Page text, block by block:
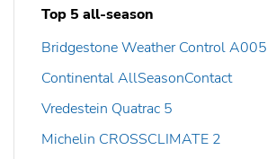
Top 5 all-season
Bridgestone Weather Control A005
Continental AllSeasonContact
Vredestein Quatrac 5
Michelin CROSSCLIMATE 2